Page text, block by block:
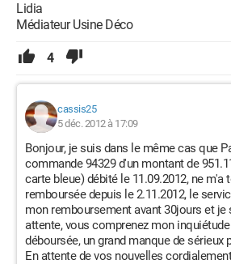
Lidia
Médiateur Usine Déco
4
cassis25
5 déc. 2012 à 17:09
Bonjour, je suis dans le même cas que
commande 94329 d'un montant de
carte bleue) débité le 11.09.2012, ne m'a
remboursée depuis le 2.11.2012, le
mon remboursement avant 30jours et je
attente, vous comprenez mon
déboursée, un grand manque de sérieux
En attente de vos nouvelles cordialement